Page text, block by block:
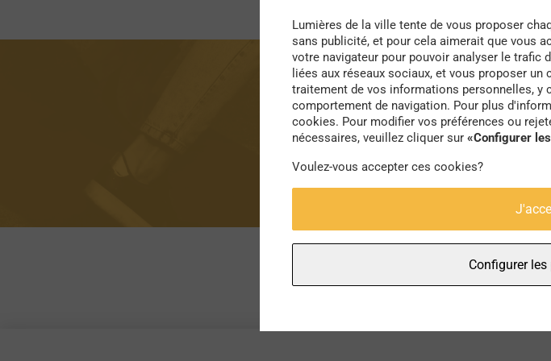
Lumières de la ville tente de vous proposer
sans publicité, et pour cela aimerait que vous
votre navigateur pour pouvoir analyser le trafic
liées aux réseaux sociaux, et vous proposer
traitement de vos informations personnelles, y
comportement de navigation. Pour plus
cookies. Pour modifier vos préférences ou
nécessaires, veuillez cliquer sur «Configurer
Voulez-vous accepter ces cookies?
Configurer les